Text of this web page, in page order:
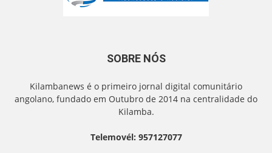
SOBRE NÓS
Kilambanews é o primeiro jornal digital comunitário
angolano, fundado em Outubro de 2014 na centralidade do
Kilamba.
Telemovél: 957127077